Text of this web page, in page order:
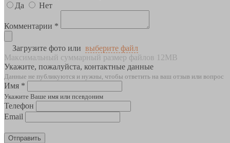
Да
Нет
Комментарии *
Загрузите фото или выберите файл
Максимальный суммарный размер файлов 12MB
Укажите, пожалуйста, контактные данные
Данные не публикуются и нужны, чтобы ответить на ваш отзыв или вопрос
Имя *
Укажите Ваше имя или псевдоним
Телефон
Email
Отправить